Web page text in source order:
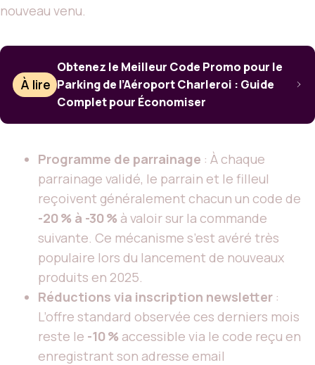
nouveau venu.
À lire
Obtenez le Meilleur Code Promo pour le
Parking de l’Aéroport Charleroi : Guide
Complet pour Économiser
Programme de parrainage : À chaque
parrainage validé, le parrain et le filleul
reçoivent généralement chacun un code de
-20 % à -30 % à valoir sur la commande
suivante. Ce mécanisme s’est avéré très
populaire lors du lancement de nouveaux
produits en 2025.
Réductions via inscription newsletter :
L’offre standard observée ces derniers mois
reste le -10 % accessible via le code reçu en
enregistrant son adresse email